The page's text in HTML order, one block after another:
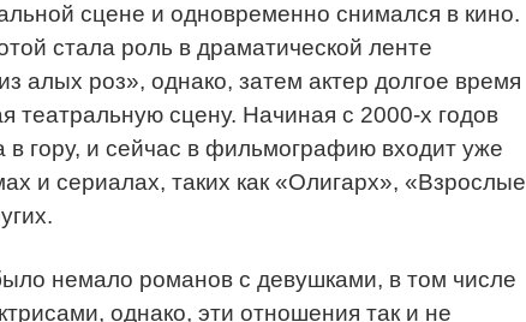
сцене и одновременно снимался в кино.
стала роль в драматической ленте
алых роз», однако, затем актер долгое время
театральную сцену. Начиная с 2000-х годов
в гору, и сейчас в фильмографию входит уже
и сериалах, таких как «Олигарх», «Взрослые
немало романов с девушками, в том числе
однако, эти отношения так и не